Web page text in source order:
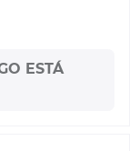
ESTÁ